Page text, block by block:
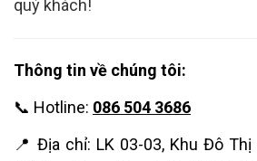
quý khách!
Thông tin về chúng tôi:
📞 Hotline: 086 504 3686
📍 Địa chỉ: LK 03-03, Khu Đô Thị